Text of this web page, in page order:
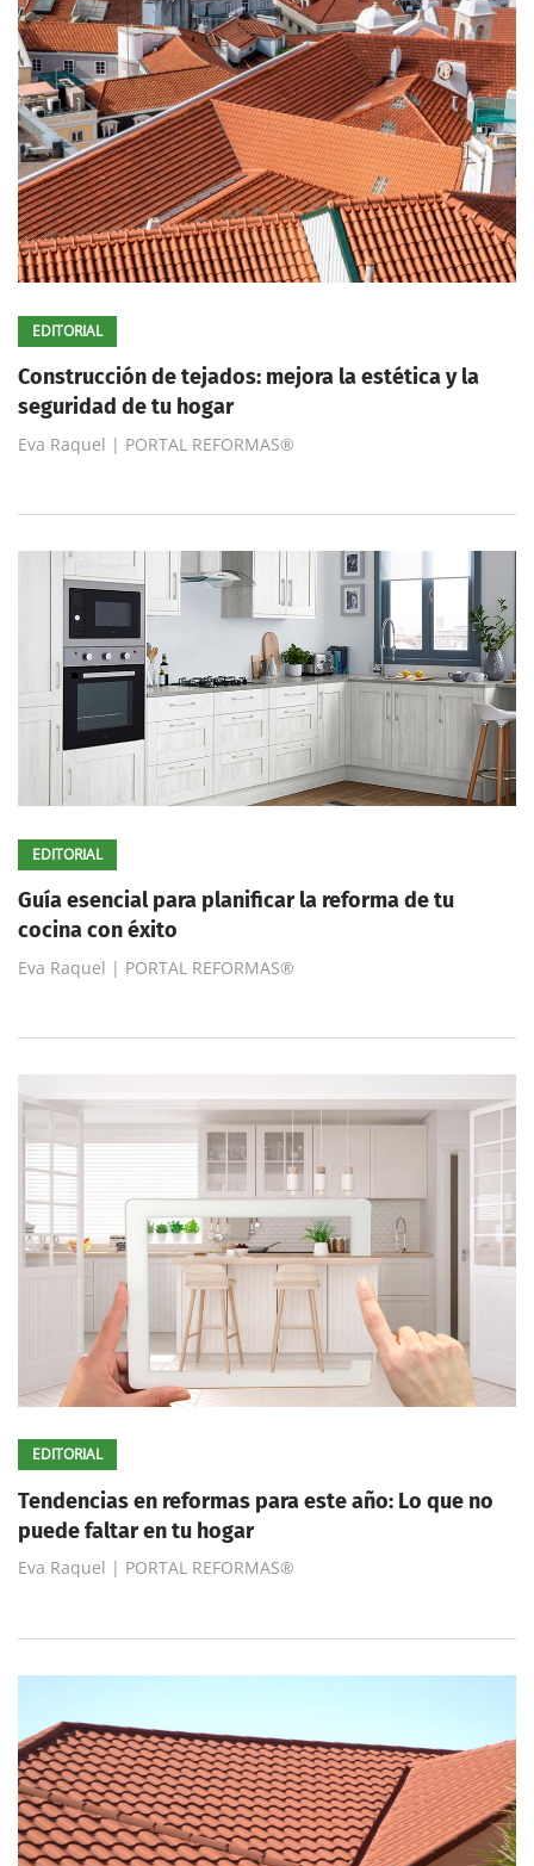
EDITORIAL
Construcción de tejados: mejora la estética y la
seguridad de tu hogar
Eva Raquel | PORTAL REFORMAS®
EDITORIAL
Guía esencial para planificar la reforma de tu
cocina con éxito
Eva Raquel | PORTAL REFORMAS®
EDITORIAL
Tendencias en reformas para este año: Lo que no
puede faltar en tu hogar
Eva Raquel | PORTAL REFORMAS®